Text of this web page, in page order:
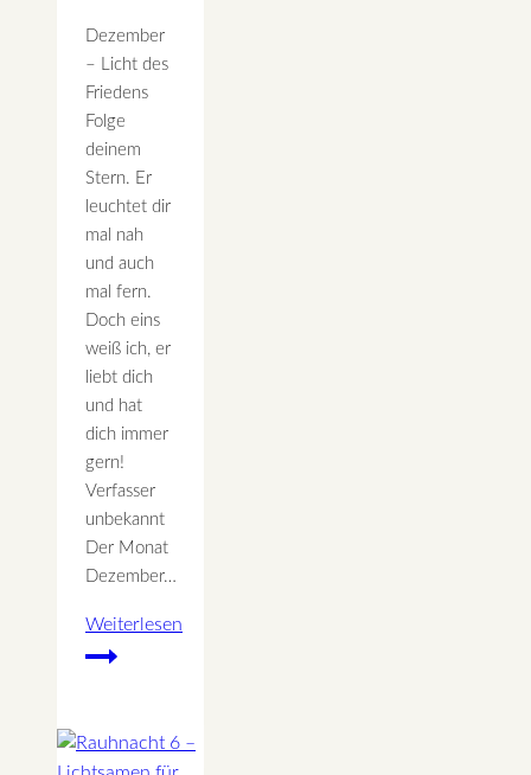
Dezember
– Licht des
Friedens
Folge
deinem
Stern. Er
leuchtet dir
mal nah
und auch
mal fern.
Doch eins
weiß ich, er
liebt dich
und hat
dich immer
gern!
Verfasser
unbekannt
Der Monat
Dezember…
Weiterlesen
Dezember
des